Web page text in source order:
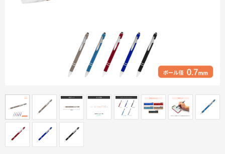
ターゲットから探す
目的・シーンから探す
イベントから探す
印刷色から探す
サイトメニュー